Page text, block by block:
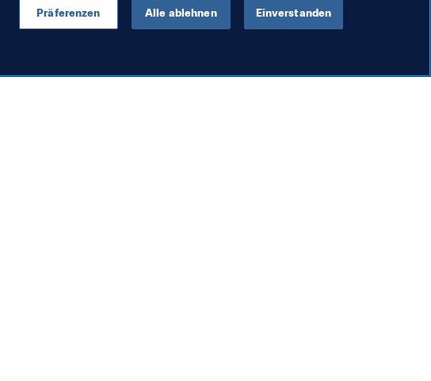
Präferenzen Alle ablehnen Einverstanden